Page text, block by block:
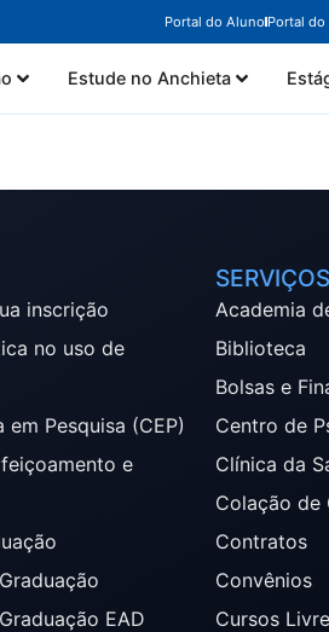
Portal do Aluno Portal
Estude no Anchieta
inscrição
no uso de
Pesquisa (CEP)
e
EAD
SERVIÇOS
Academia
Biblioteca
Bolsas e
Centro de
Clínica da
Colação de
Contratos
Convênios
Cursos